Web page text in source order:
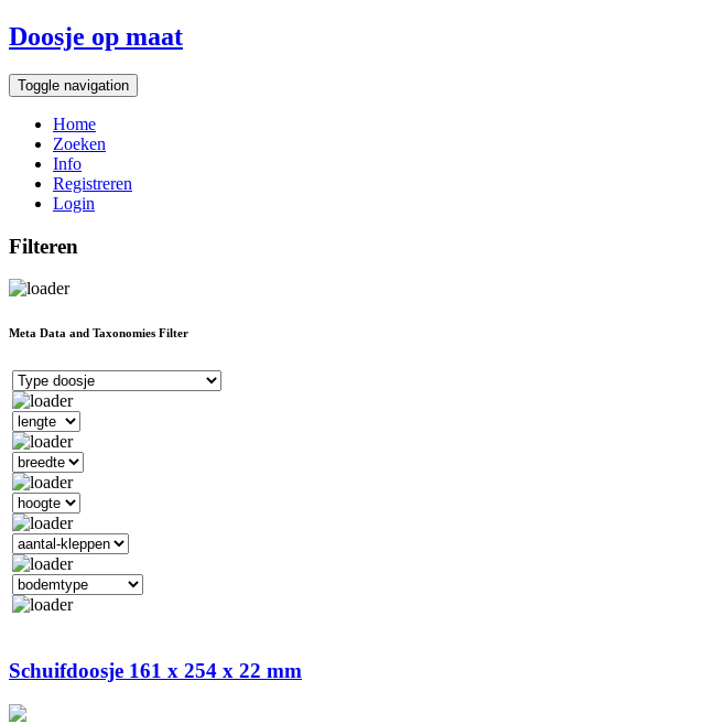
Doosje op maat
Toggle navigation
Home
Zoeken
Info
Registreren
Login
Filteren
Meta Data and Taxonomies Filter
Schuifdoosje 161 x 254 x 22 mm